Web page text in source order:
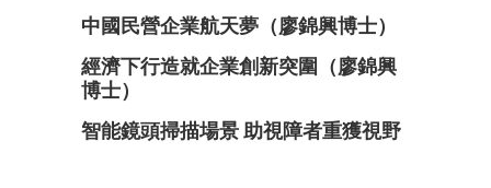
中國民營企業航天夢（廖錦興博士）
經濟下行造就企業創新突圍（廖錦興
博士）
智能鏡頭掃描場景 助視障者重獲視野